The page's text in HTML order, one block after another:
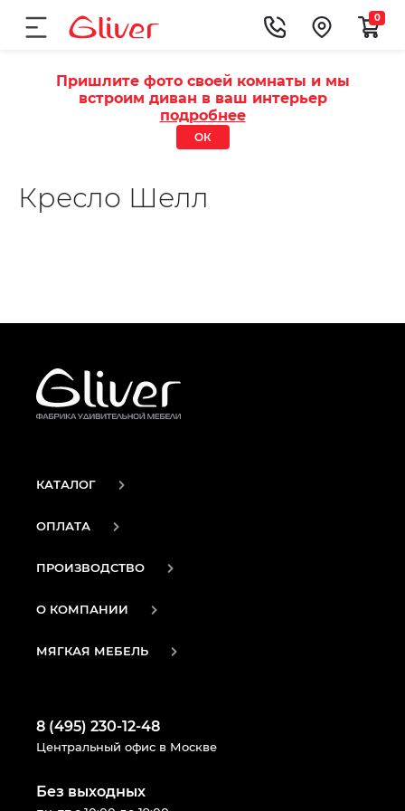
0
Пришлите фото своей комнаты и мы
встроим диван в ваш интерьер
подробнее
ОК
Кресло Шелл
КАТАЛОГ
ОПЛАТА
ПРОИЗВОДСТВО
О КОМПАНИИ
МЯГКАЯ МЕБЕЛЬ
8 (495) 230-12-48
Центральный офис в Москве
Без выходных